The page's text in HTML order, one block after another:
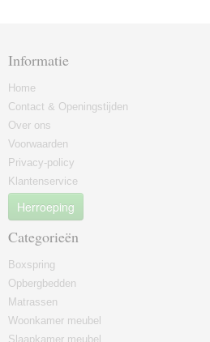
Informatie
Home
Contact & Openingstijden
Over ons
Voorwaarden
Privacy-policy
Klantenservice
Herroeping
Categorieën
Boxspring
Opbergbedden
Matrassen
Woonkamer meubel
Slaapkamer meubel